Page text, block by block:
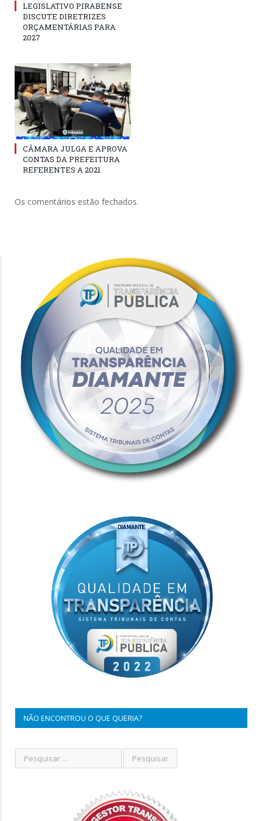
LEGISLATIVO PIRABENSE
DISCUTE DIRETRIZES
ORÇAMENTÁRIAS PARA
2027
CÂMARA JULGA E APROVA
CONTAS DA PREFEITURA
REFERENTES A 2021
Os comentários estão fechados.
NÃO ENCONTROU O QUE QUERIA?